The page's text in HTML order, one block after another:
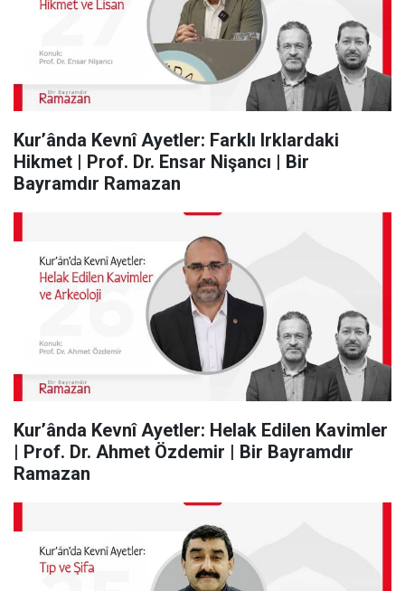
Kur’ânda Kevnî Ayetler: Farklı Irklardaki
Hikmet | Prof. Dr. Ensar Nişancı | Bir
Bayramdır Ramazan
Kur’ânda Kevnî Ayetler: Helak Edilen Kavimler
| Prof. Dr. Ahmet Özdemir | Bir Bayramdır
Ramazan